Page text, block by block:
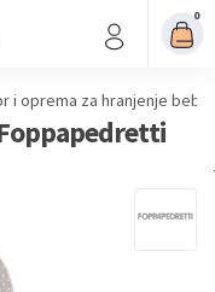
0
i oprema za hranjenje beba